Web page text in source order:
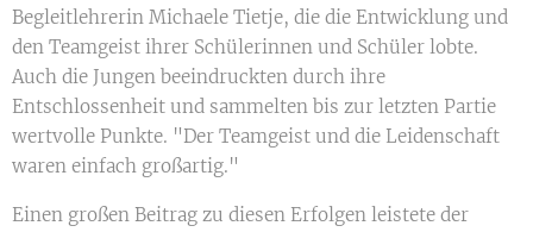
Begleitlehrerin Michaele Tietje, die die Entwicklung und
den Teamgeist ihrer Schülerinnen und Schüler lobte.
Auch die Jungen beeindruckten durch ihre
Entschlossenheit und sammelten bis zur letzten Partie
wertvolle Punkte. "Der Teamgeist und die Leidenschaft
waren einfach großartig."
Einen großen Beitrag zu diesen Erfolgen leistete der